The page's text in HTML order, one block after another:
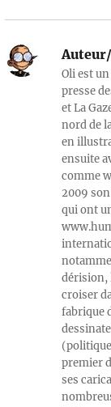
Oli est
presse
et La
nord de
en
ensuite
comme
2009
qui ont
dérision,
croiser
fabrique
premier
ses